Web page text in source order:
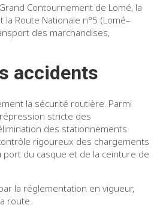
Contournement de Lomé, la
la Route Nationale n°5 (Lomé–
des marchandises,
accidents
la sécurité routière. Parmi
stricte des
des stationnements
rigoureux des chargements
du casque et de la ceinture de
la réglementation en vigueur,
route.